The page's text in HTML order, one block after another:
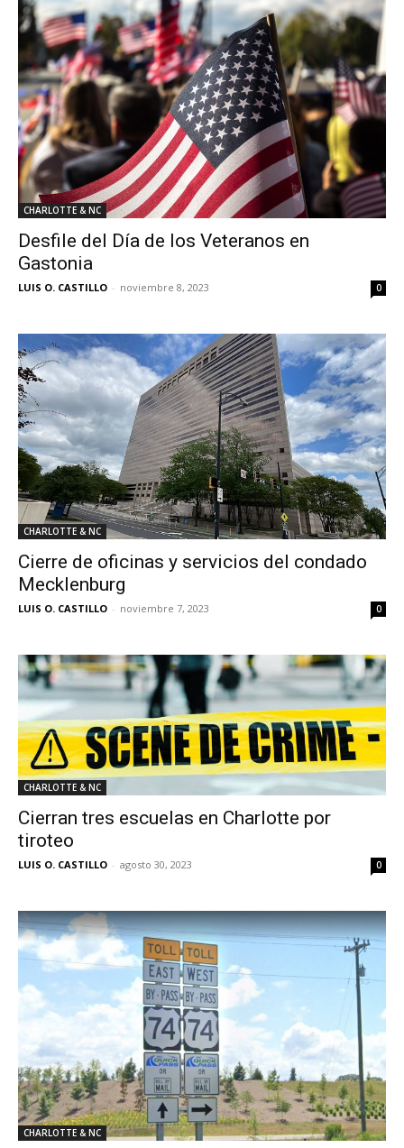
CHARLOTTE & NC
Desfile del Día de los Veteranos en
Gastonia
LUIS O. CASTILLO - noviembre 8, 2023 0
CHARLOTTE & NC
Cierre de oficinas y servicios del condado
Mecklenburg
LUIS O. CASTILLO - noviembre 7, 2023 0
CHARLOTTE & NC
Cierran tres escuelas en Charlotte por
tiroteo
LUIS O. CASTILLO - agosto 30, 2023 0
CHARLOTTE & NC